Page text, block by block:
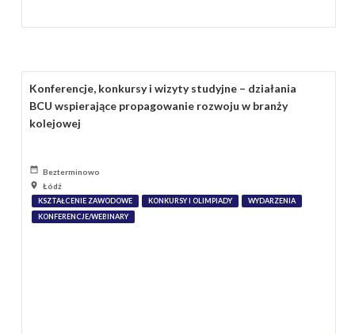
Konferencje, konkursy i wizyty studyjne – działania
BCU wspierające propagowanie rozwoju w branży
kolejowej
Bezterminowo
Łódź
KSZTAŁCENIE ZAWODOWE KONKURSY I OLIMPIADY
WYDARZENIA
KONFERENCJE/WEBINARY